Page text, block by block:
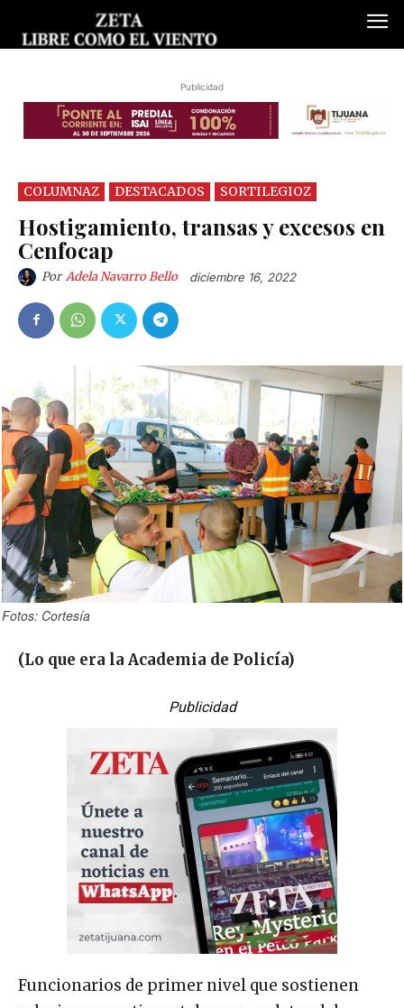
Publicidad
COLUMNAZ DESTACADOS SORTILEGIOZ
Hostigamiento, transas y excesos en
Cenfocap
Por Adela Navarro Bello diciembre 16, 2022
Fotos: Cortesía
(Lo que era la Academia de Policía)
Publicidad
Funcionarios de primer nivel que sostienen